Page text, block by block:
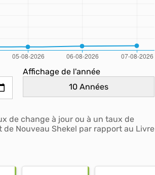
Affichage de l'année
de change à jour ou à un taux de
Nouveau Shekel par rapport au Livre